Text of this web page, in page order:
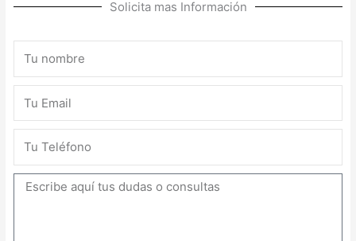
DE
ENERGÍA
SOLAR
FOTOVOLTAICA
Solicita mas Información
Mensaje